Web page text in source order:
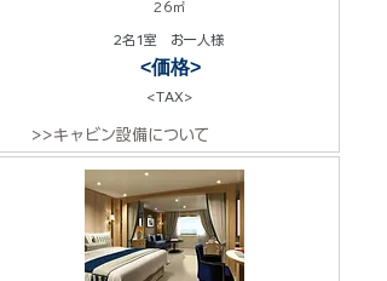
26㎡
2名1室 お一人様
<価格>
<TAX>
>>キャビン設備について